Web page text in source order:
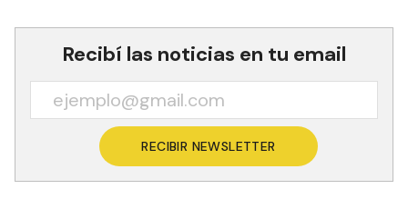
Recibí las noticias en tu email
RECIBIR NEWSLETTER